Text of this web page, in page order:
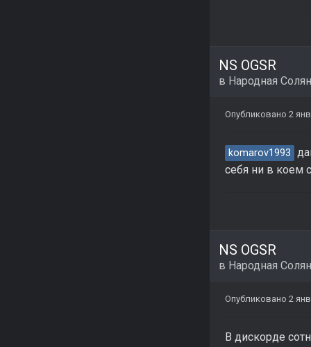
NS OGSR
в Народная
Опубликовано 2
komarov1993
себя ни в коем
NS OGSR
в Народная
Опубликовано 2
В дискорде